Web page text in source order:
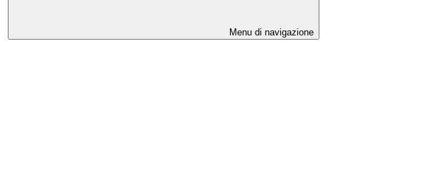
Menu di navigazione